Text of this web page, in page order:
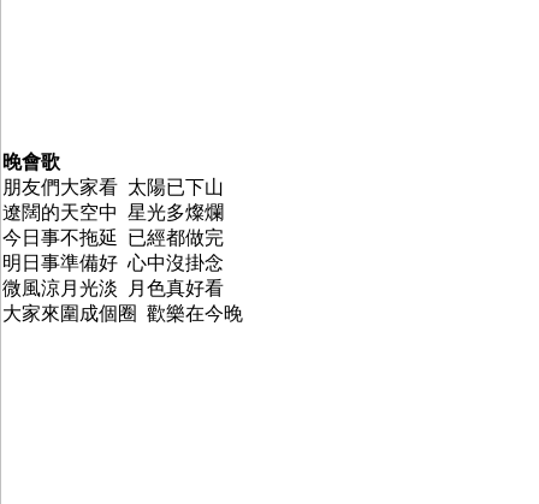
晚會歌
朋友們大家看 太陽已下山
遼闊的天空中 星光多燦爛
今日事不拖延 已經都做完
明日事準備好 心中沒掛念
微風涼月光淡 月色真好看
大家來圍成個圈 歡樂在今晚